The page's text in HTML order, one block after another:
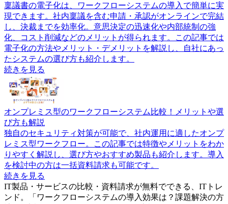
稟議書の電子化は、ワークフローシステムの導入で簡単に実
現できます。社内稟議を含む申請・承認がオンラインで完結
し、決裁までを効率化。意思決定の迅速化や内部統制の強
化、コスト削減などのメリットが得られます。この記事では
電子化の方法やメリット・デメリットを解説し、自社にあっ
たシステムの選び方も紹介します。
続きを見る
オンプレミス型のワークフローシステム比較！メリットや選
び方も解説
独自のセキュリティ対策が可能で、社内運用に適したオンプ
レミス型ワークフロー。この記事では特徴やメリットをわか
りやすく解説し、選び方やおすすめ製品も紹介します。導入
を検討中の方は一括資料請求も可能です。
続きを見る
IT製品・サービスの比較・資料請求が無料でできる、ITトレ
ンド。「 ワークフローシステムの導入効果は？課題解決の方